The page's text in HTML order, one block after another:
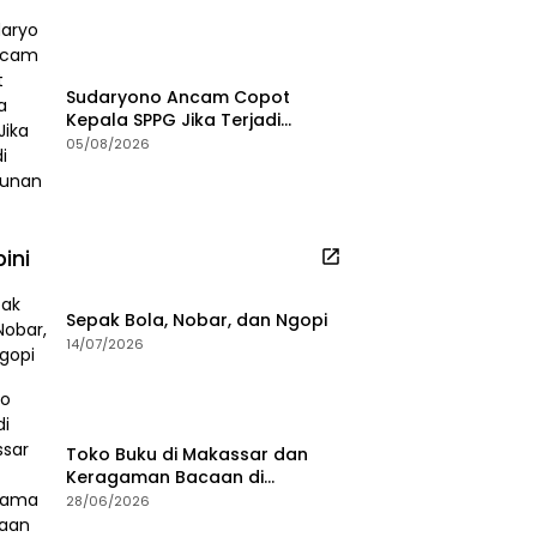
Sudaryono Ancam Copot
Kepala SPPG Jika Terjadi
Keracunan MBG
05/08/2026
Sepak Bola, Nobar, dan Ngopi
14/07/2026
Toko Buku di Makassar dan
Keragaman Bacaan di
Masanya
28/06/2026